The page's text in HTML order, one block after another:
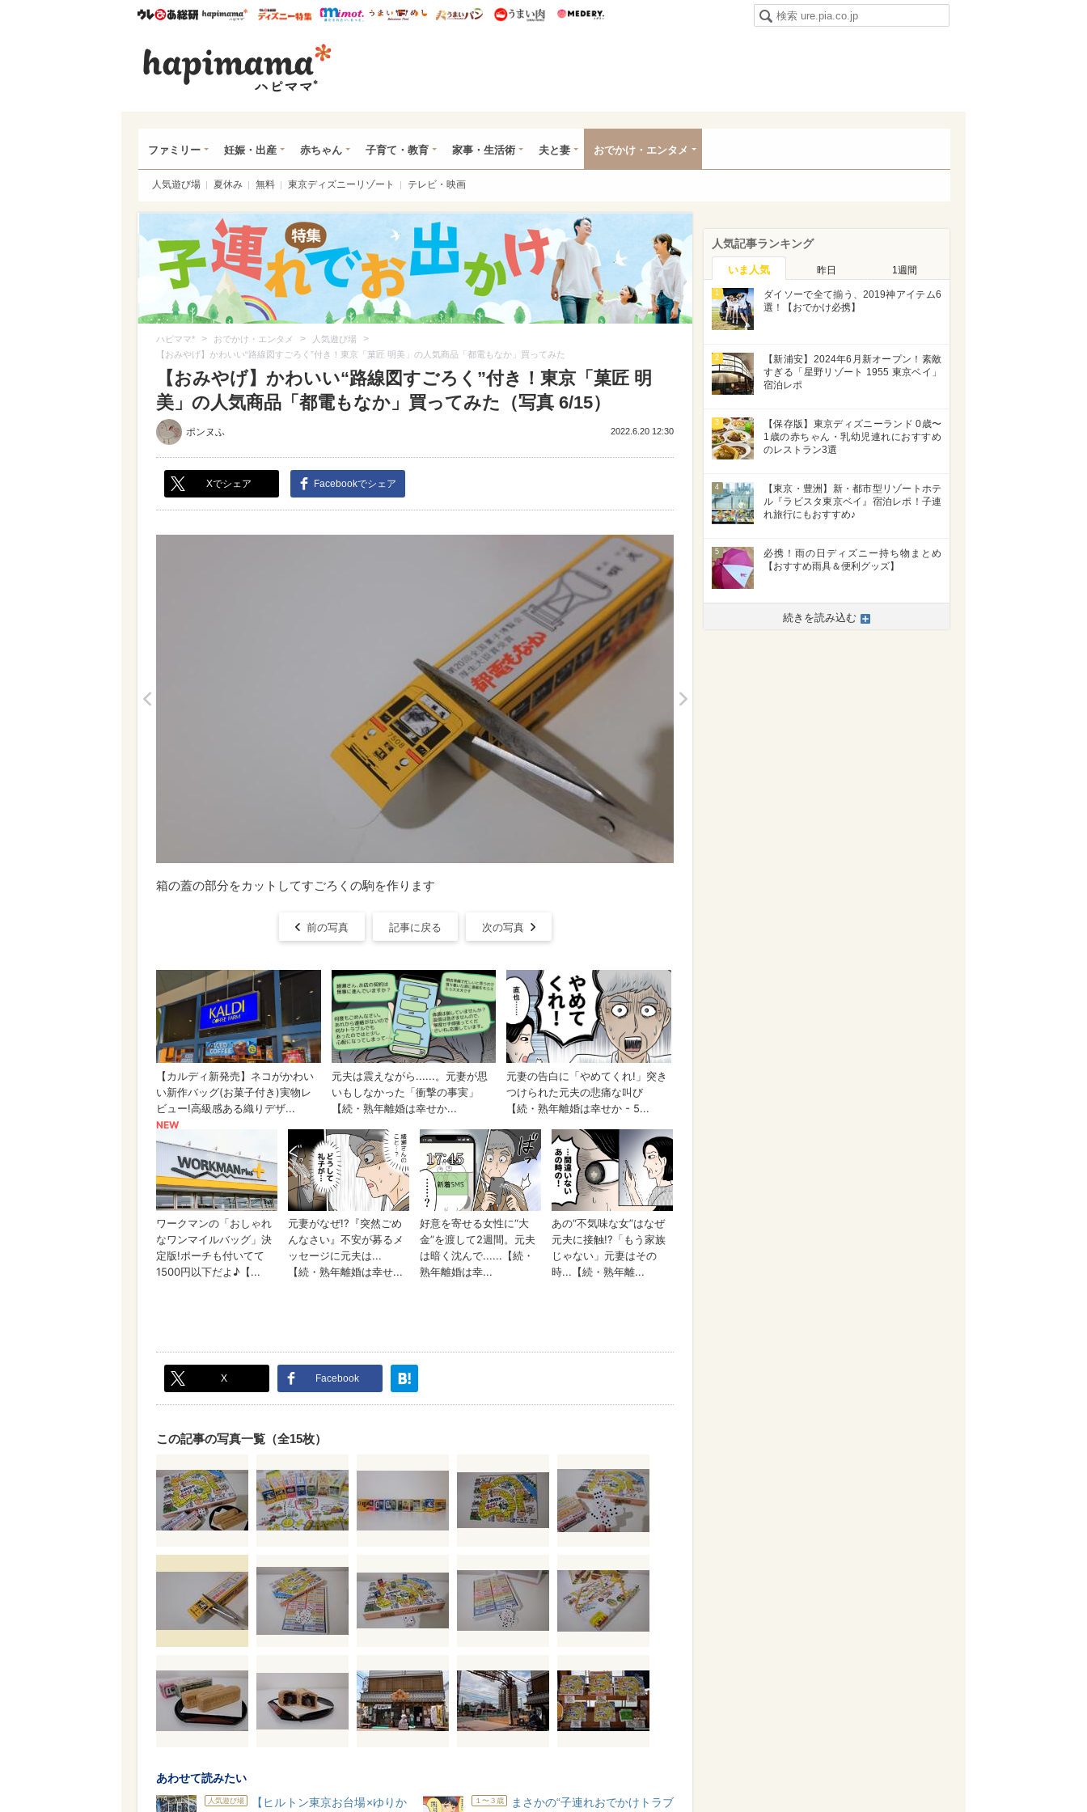
ウレぴあ総研ハピママ* ウレぴあ総研 ディズニー特集
mimot. うまいめし うまいパン うまい肉
ファミリー 妊娠・出産 赤ちゃん 子育て・教育 家事・生活術 夫と妻 おでかけ・エンタメ
人気遊び場 夏休み 無料 東京ディズニーリゾート テレビ・映画
ハピママ* > おでかけ・エンタメ > 人気遊び場 >
【おみやげ】かわいい“路線図すごろく”付き！東京「菓匠 明美」の人気商品「都電もなか」買ってみた
【おみやげ】かわいい“路線図すごろく”付き！東京「菓匠 明
美」の人気商品「都電もなか」買ってみた（写真 6/15）
ポンヌふ 2022.6.20 12:30
Xでシェア Facebookでシェア
箱の蓋の部分をカットしてすごろくの駒を作ります
前の写真 記事に戻る 次の写真
X Facebook
この記事の写真一覧（全15枚）
あわせて読みたい
人気遊び場
【ヒルトン東京お台場×ゆりか
１〜３歳
まさかの“子連れおでかけトラブ
人気記事ランキング
いま人気 昨日 1週間
1
ダイソーで全て揃う、2019神アイテム6
選！【おでかけ必携】
2
【新浦安】2024年6月新オープン！素敵
すぎる「星野リゾート 1955 東京ベイ」
宿泊レポ
3
【保存版】東京ディズニーランド 0歳〜
1歳の赤ちゃん・乳幼児連れにおすすめ
のレストラン3選
4
【東京・豊洲】新・都市型リゾートホテ
ル『ラビスタ東京ベイ』宿泊レポ！子連
れ旅行にもおすすめ♪
5
必携！雨の日ディズニー持ち物まとめ
【おすすめ雨具＆便利グッズ】
続きを読み込む